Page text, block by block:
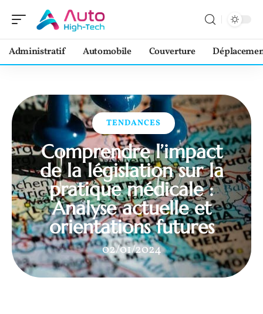
Administratif Automobile Couverture
TENDANCES
Comprendre l’impact
de la législation sur la
pratique médicale :
Analyse actuelle et
orientations futures
02/01/2024